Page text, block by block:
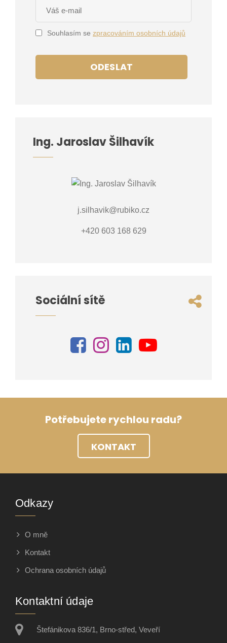
Souhlasím se zpracováním osobních údajů
ODESLAT
Ing. Jaroslav Šilhavík
j.silhavik@rubiko.cz
+420 603 168 629
Sociální sítě
Potřebujete rychlou radu?
KONTAKT
Odkazy
O mně
Kontakt
Ochrana osobních údajů
Kontaktní údaje
Štefánikova 836/1, Brno-střed, Veveří